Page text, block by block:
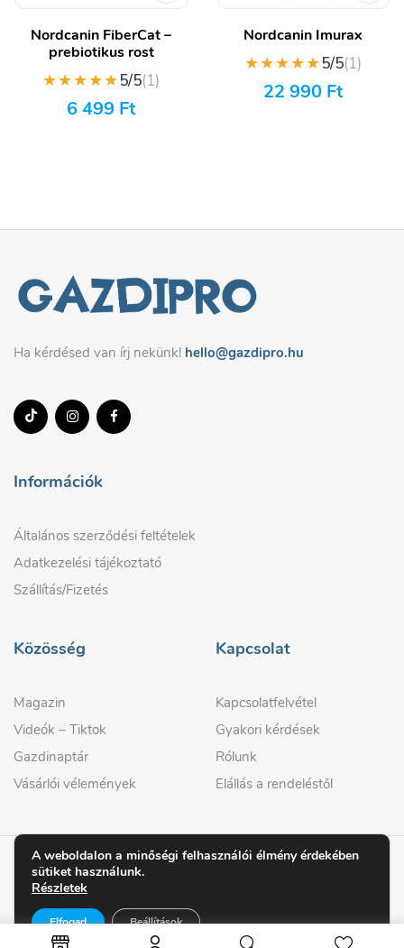
Nordcanin FiberCat –
prebiotikus rost
★★★★★5/5(1)
6 499 Ft
Nordcanin Imurax
★★★★★5/5(1)
22 990 Ft
Ha kérdésed van írj nekünk! hello@gazdipro.hu
Információk
Általános szerződési feltételek
Adatkezelési tájékoztató
Szállítás/Fizetés
Közösség
Magazin
Videók – Tiktok
Gazdinaptár
Vásárlói vélemények
Kapcsolat
Kapcsolatfelvétel
Gyakori kérdések
Rólunk
Elállás a rendeléstől
A weboldalon a minőségi felhasználói élmény érdekében
sütiket használunk.
Részletek
Elfogad Beállítások